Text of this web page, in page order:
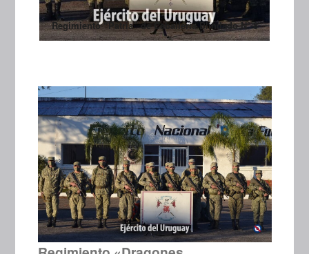
Regimiento “Patria” de Caballería Blindado N° 8